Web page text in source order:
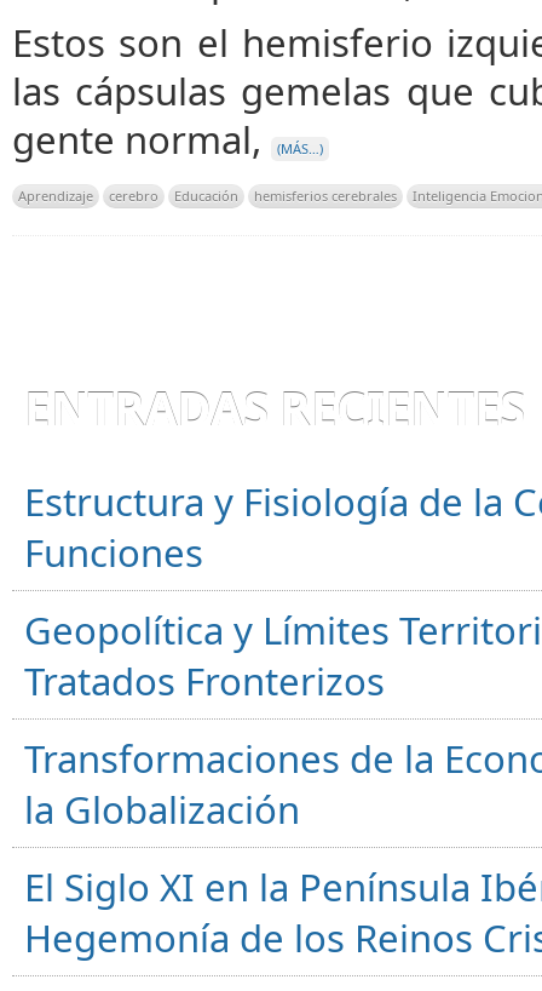
Estos son el hemisferio
las cápsulas gemelas que
gente normal,
(MÁS…)
Aprendizaje cerebro Educación hemisferios cerebrales Inteligencia
ENTRADAS RECIENTES
Estructura y Fisiología de la
Funciones
Geopolítica y Límites
Tratados Fronterizos
Transformaciones de la
la Globalización
El Siglo XI en la Península
Hegemonía de los Reinos